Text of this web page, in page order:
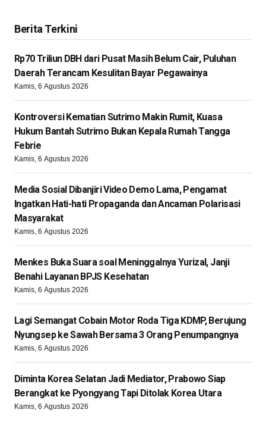
Berita Terkini
Rp70 Triliun DBH dari Pusat Masih Belum Cair, Puluhan
Daerah Terancam Kesulitan Bayar Pegawainya
Kamis, 6 Agustus 2026
Kontroversi Kematian Sutrimo Makin Rumit, Kuasa
Hukum Bantah Sutrimo Bukan Kepala Rumah Tangga
Febrie
Kamis, 6 Agustus 2026
Media Sosial Dibanjiri Video Demo Lama, Pengamat
Ingatkan Hati-hati Propaganda dan Ancaman Polarisasi
Masyarakat
Kamis, 6 Agustus 2026
Menkes Buka Suara soal Meninggalnya Yurizal, Janji
Benahi Layanan BPJS Kesehatan
Kamis, 6 Agustus 2026
Lagi Semangat Cobain Motor Roda Tiga KDMP, Berujung
Nyungsep ke Sawah Bersama 3 Orang Penumpangnya
Kamis, 6 Agustus 2026
Diminta Korea Selatan Jadi Mediator, Prabowo Siap
Berangkat ke Pyongyang Tapi Ditolak Korea Utara
Kamis, 6 Agustus 2026